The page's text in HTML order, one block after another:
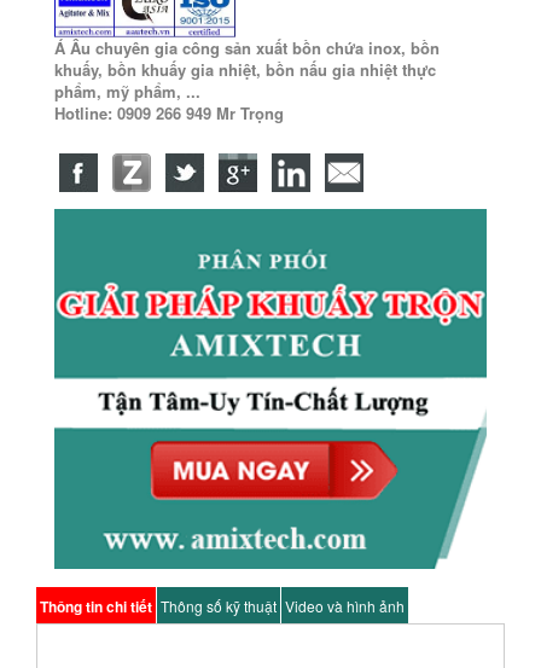
Á Âu chuyên gia công sản xuất bồn chứa inox, bồn
khuấy, bồn khuấy gia nhiệt, bồn nấu gia nhiệt thực
phẩm, mỹ phẩm, ...
Hotline: 0909 266 949 Mr Trọng
Thông tin chi tiết Thông số kỹ thuật Video và hình ảnh